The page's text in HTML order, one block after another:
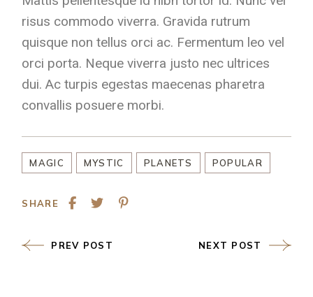
risus commodo viverra. Gravida rutrum
quisque non tellus orci ac. Fermentum leo vel
orci porta. Neque viverra justo nec ultrices
dui. Ac turpis egestas maecenas pharetra
convallis posuere morbi.
MAGIC MYSTIC PLANETS POPULAR
SHARE
PREV POST NEXT POST